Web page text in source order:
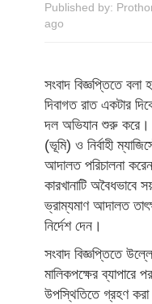
Published by:
ago
সংবাদ বিজ্ঞপ্তিতে
দিবাগত রাত একটার
দল অভিযান শুরু করে।
(ভূমি) ও নির্বাহী
আদালত পরিচালনা
কারখানাটি
ভ্রাম্যমাণ আদালত
নির্দেশ দেন।
সংবাদ বিজ্ঞপ্তিতে
মালিকপক্ষের ব্যাপারে
উপস্থিতিতে গ্রহণ করা